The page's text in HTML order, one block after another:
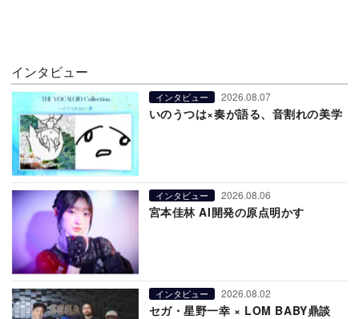
インタビュー
インタビュー 2026.08.07
いのうつは×奏が語る、音割れの美学
インタビュー 2026.08.06
宮本佳林 AI開発の原点明かす
インタビュー 2026.08.02
セガ・星野一幸 × LOM BABY鼎談